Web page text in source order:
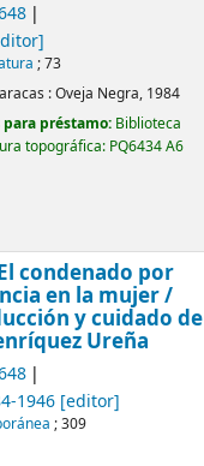
; 73
:Oveja Negra, 1984
préstamo: Biblioteca
topográfica: PQ6434 A6
condenado por
en la mujer /
y cuidado de
Ureña
1946[editor]
; 309